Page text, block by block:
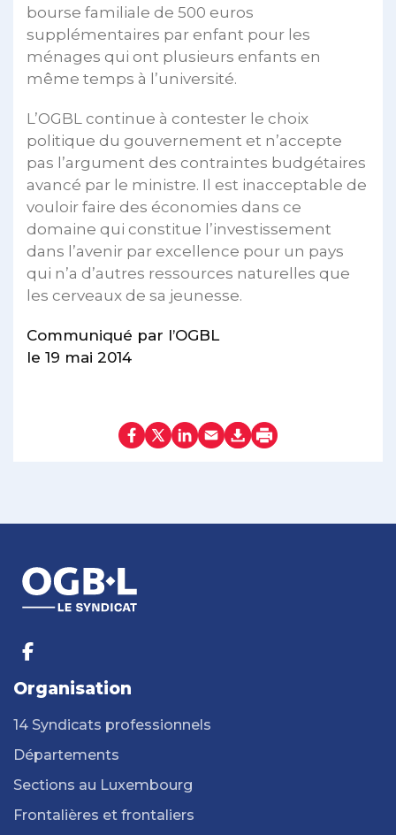
bourse familiale de 500 euros
supplémentaires par enfant pour les
ménages qui ont plusieurs enfants en
même temps à l’université.
L’OGBL continue à contester le choix
politique du gouvernement et n’accepte
pas l’argument des contraintes budgétaires
avancé par le ministre. Il est inacceptable de
vouloir faire des économies dans ce
domaine qui constitue l’investissement
dans l’avenir par excellence pour un pays
qui n’a d’autres ressources naturelles que
les cerveaux de sa jeunesse.
Communiqué par l’OGBL
le 19 mai 2014
Organisation
14 Syndicats professionnels
Départements
Sections au Luxembourg
Frontalières et frontaliers